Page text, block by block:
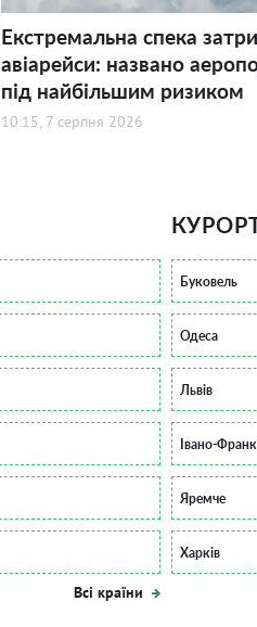
Екстремальна спека
авіарейси: названо
під найбільшим ризиком
10:15, 7 серпня 2026
Всі країни
Буковель
Одеса
Львів
Івано-
Яремче
Харків